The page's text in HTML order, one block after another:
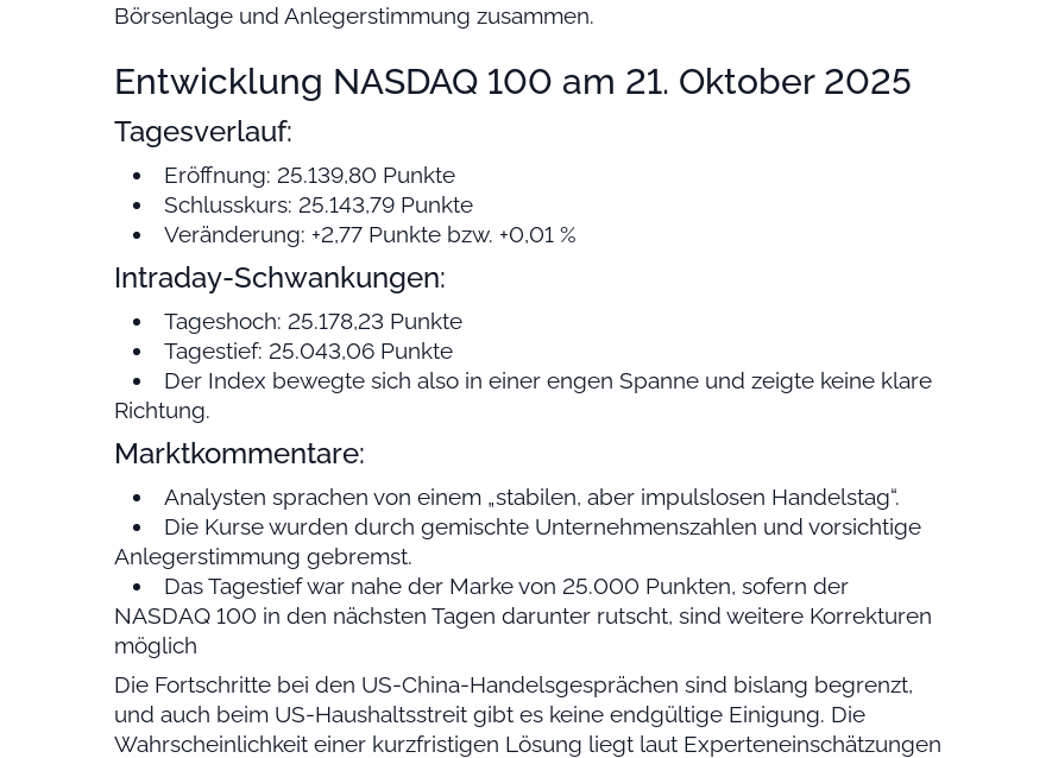
Börsenlage und Anlegerstimmung zusammen.
Entwicklung NASDAQ 100 am 21. Oktober 2025
Tagesverlauf:
Eröffnung: 25.139,80 Punkte
Schlusskurs: 25.143,79 Punkte
Veränderung: +2,77 Punkte bzw. +0,01 %
Intraday-Schwankungen:
Tageshoch: 25.178,23 Punkte
Tagestief: 25.043,06 Punkte
Der Index bewegte sich also in einer engen Spanne und zeigte keine klare
Richtung.
Marktkommentare:
Analysten sprachen von einem „stabilen, aber impulslosen Handelstag“.
Die Kurse wurden durch gemischte Unternehmenszahlen und vorsichtige
Anlegerstimmung gebremst.
Das Tagestief war nahe der Marke von 25.000 Punkten, sofern der
NASDAQ 100 in den nächsten Tagen darunter rutscht, sind weitere Korrekturen
möglich
Die Fortschritte bei den US-China-Handelsgesprächen sind bislang begrenzt,
und auch beim US-Haushaltsstreit gibt es keine endgültige Einigung. Die
Wahrscheinlichkeit einer kurzfristigen Lösung liegt laut Experteneinschätzungen